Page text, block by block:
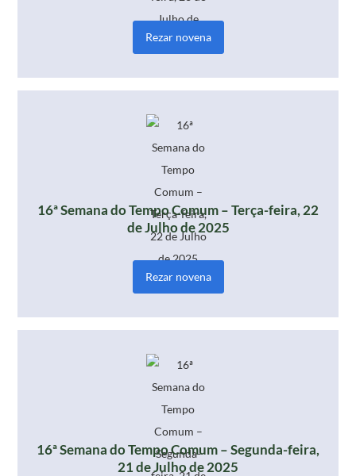
Rezar novena
16ª Semana do Tempo Comum – Terça-feira, 22
de Julho de 2025
Rezar novena
16ª Semana do Tempo Comum – Segunda-feira,
21 de Julho de 2025